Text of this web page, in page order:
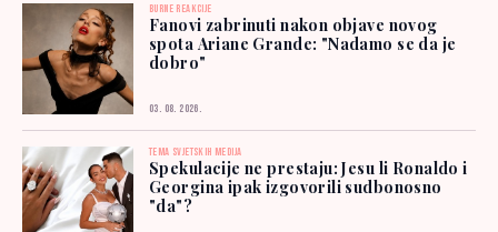
BURNE REAKCIJE
Fanovi zabrinuti nakon objave novog
spota Ariane Grande: "Nadamo se da je
dobro"
03. 08. 2026.
TEMA SVJETSKIH MEDIJA
Spekulacije ne prestaju: Jesu li Ronaldo i
Georgina ipak izgovorili sudbonosno
"da"?